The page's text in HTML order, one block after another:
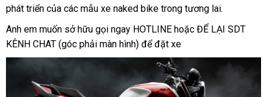
phát triển của các mẫu xe naked bike trong tương lai.
Anh em muốn sở hữu gọi ngay HOTLINE hoặc ĐỂ LẠI SDT
KÊNH CHAT (góc phải màn hình) để đặt xe